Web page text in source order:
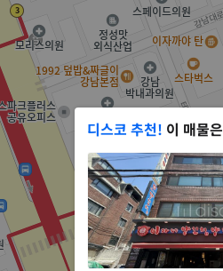
디스코 추천! 이 매물